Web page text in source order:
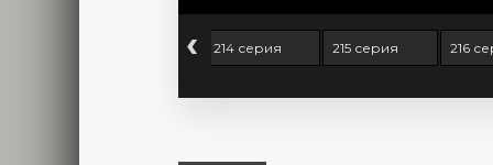
‹ 214 серия 215 серия 216